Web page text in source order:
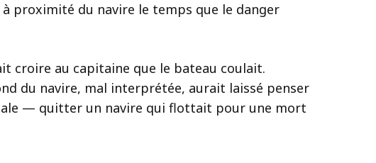
proximité du navire le temps que le danger
croire au capitaine que le bateau coulait.
du navire, mal interprétée, aurait laissé penser
— quitter un navire qui flottait pour une mort